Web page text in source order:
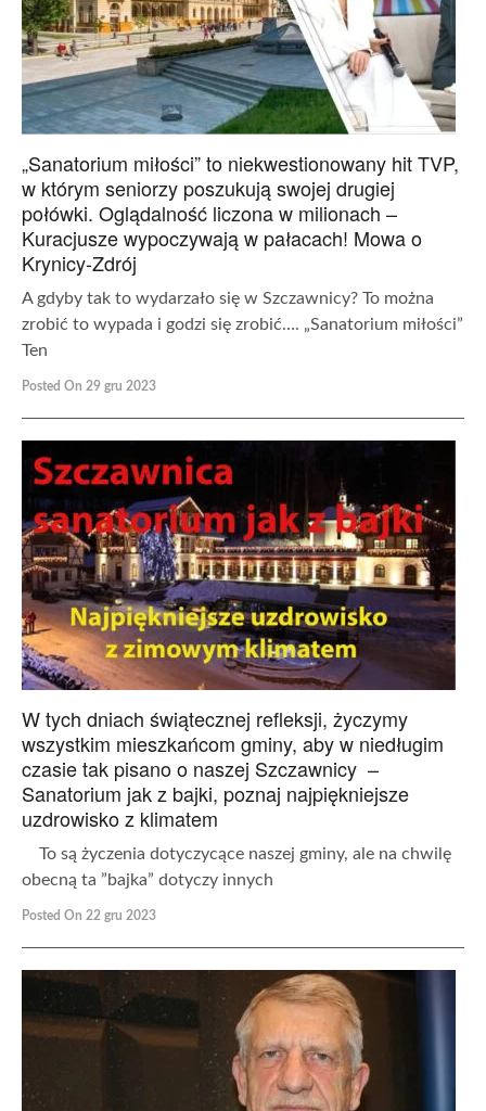
„Sanatorium miłości” to niekwestionowany hit TVP,
w którym seniorzy poszukują swojej drugiej
połówki. Oglądalność liczona w milionach –
Kuracjusze wypoczywają w pałacach! Mowa o
Krynicy-Zdrój
A gdyby tak to wydarzało się w Szczawnicy? To można
zrobić to wypada i godzi się zrobić…. „Sanatorium miłości”
Ten
Posted On 29 gru 2023
W tych dniach świątecznej refleksji, życzymy
wszystkim mieszkańcom gminy, aby w niedługim
czasie tak pisano o naszej Szczawnicy –
Sanatorium jak z bajki, poznaj najpiękniejsze
uzdrowisko z klimatem
To są życzenia dotyczycące naszej gminy, ale na chwilę
obecną ta ”bajka” dotyczy innych
Posted On 22 gru 2023